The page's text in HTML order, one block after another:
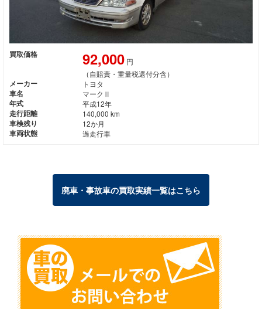
買取価格 92,000円
（自賠責・重量税還付分含）
メーカー
トヨタ
車名
マークⅡ
年式
平成12年
走行距離
140,000 km
車検残り
12か月
車両状態
過走行車
廃車・事故車の買取実績一覧はこちら